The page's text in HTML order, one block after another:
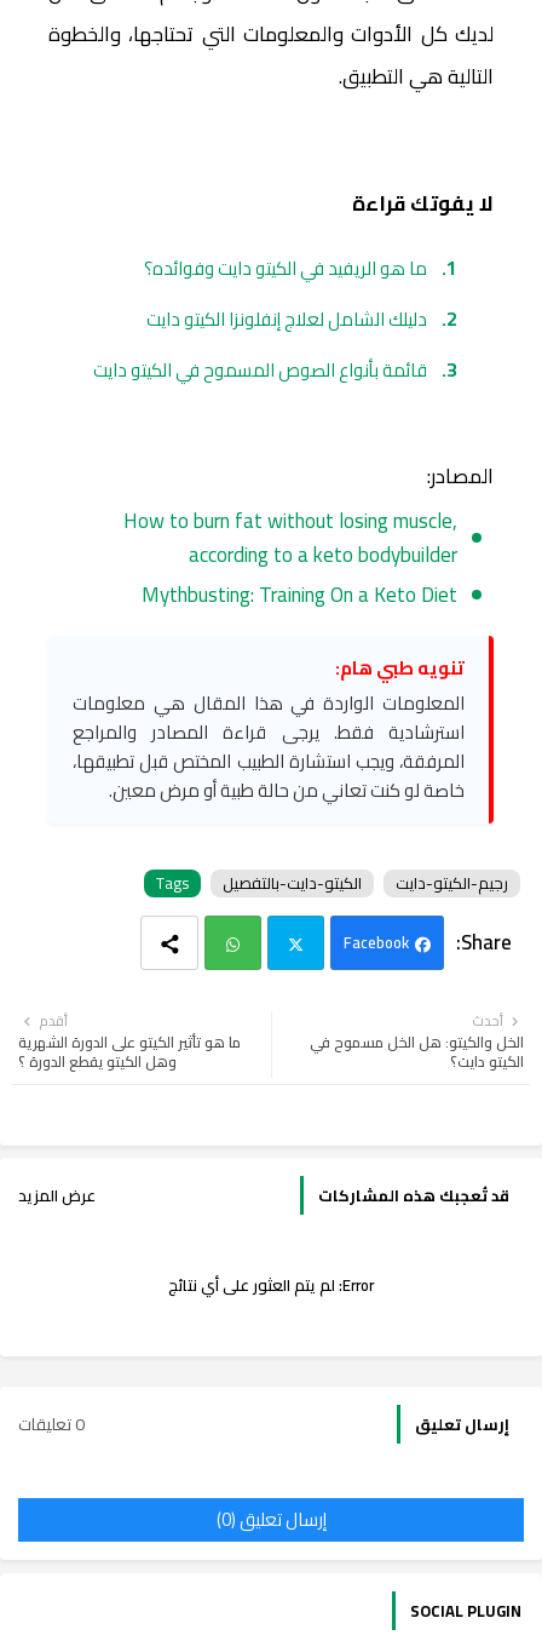
لديك كل الأدوات والمعلومات التي تحتاجها، والخطوة
التالية هي التطبيق.
لا يفوتك قراءة
ما هو الريفيد في الكيتو دايت وفوائده؟
دليلك الشامل لعلاج إنفلونزا الكيتو دايت
قائمة بأنواع الصوص المسموح في الكيتو دايت
المصادر:
How to burn fat without losing muscle,
according to a keto bodybuilder
Mythbusting: Training On a Keto Diet
تنويه طبي هام:
المعلومات الواردة في هذا المقال هي معلومات
استرشادية فقط. يرجى قراءة المصادر والمراجع
المرفقة، ويجب استشارة الطبيب المختص قبل تطبيقها،
خاصة لو كنت تعاني من حالة طبية أو مرض معين.
Tags الكيتو-دايت-بالتفصيل رجيم-الكيتو-دايت
Facebook
ats
أحدث
الخل والكيتو: هل الخل مسموح في
الكيتو دايت؟
أقدم
ما هو تأثير الكيتو على الدورة الشهرية
وهل الكيتو يقطع الدورة ؟
قد تُعجبك هذه المشاركات عرض المزيد
Error: لم يتم العثور على أي نتائج
إرسال تعليق 0 تعليقات
إرسال تعليق (0)
SOCIAL PLUGIN